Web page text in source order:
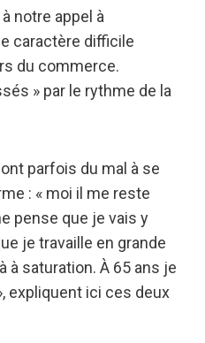
notre appel à
caractère difficile
du commerce.
» par le rythme de la
parfois du mal à se
: « moi il me reste
pense que je vais y
je travaille en grande
à saturation. À 65 ans je
expliquent ici ces deux